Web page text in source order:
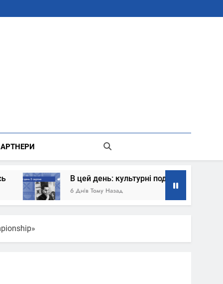
В цей день: культурні події 2 серпня – що сталось
6 Днів Тому Назад